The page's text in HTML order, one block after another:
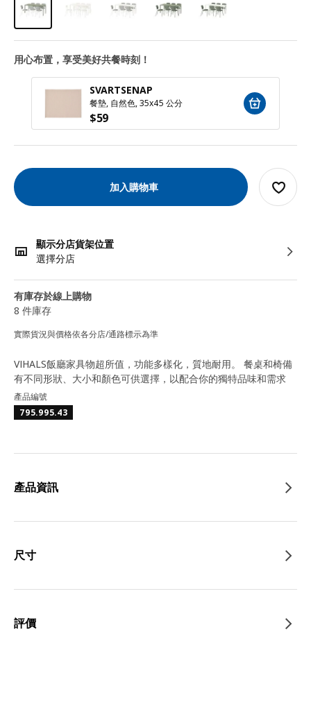
用心布置，享受美好共餐時刻！
SVARTSENAP
餐墊, 自然色, 35x45 公分
$59
加入購物車
顯示分店貨架位置
選擇分店
有庫存於線上購物
8 件庫存
實際貨況與價格依各分店/通路標示為準
VIHALS飯廳家具物超所值，功能多樣化，質地耐用。 餐桌和椅備
有不同形狀、大小和顏色可供選擇，以配合你的獨特品味和需求
產品編號
795.995.43
產品資訊
尺寸
評價